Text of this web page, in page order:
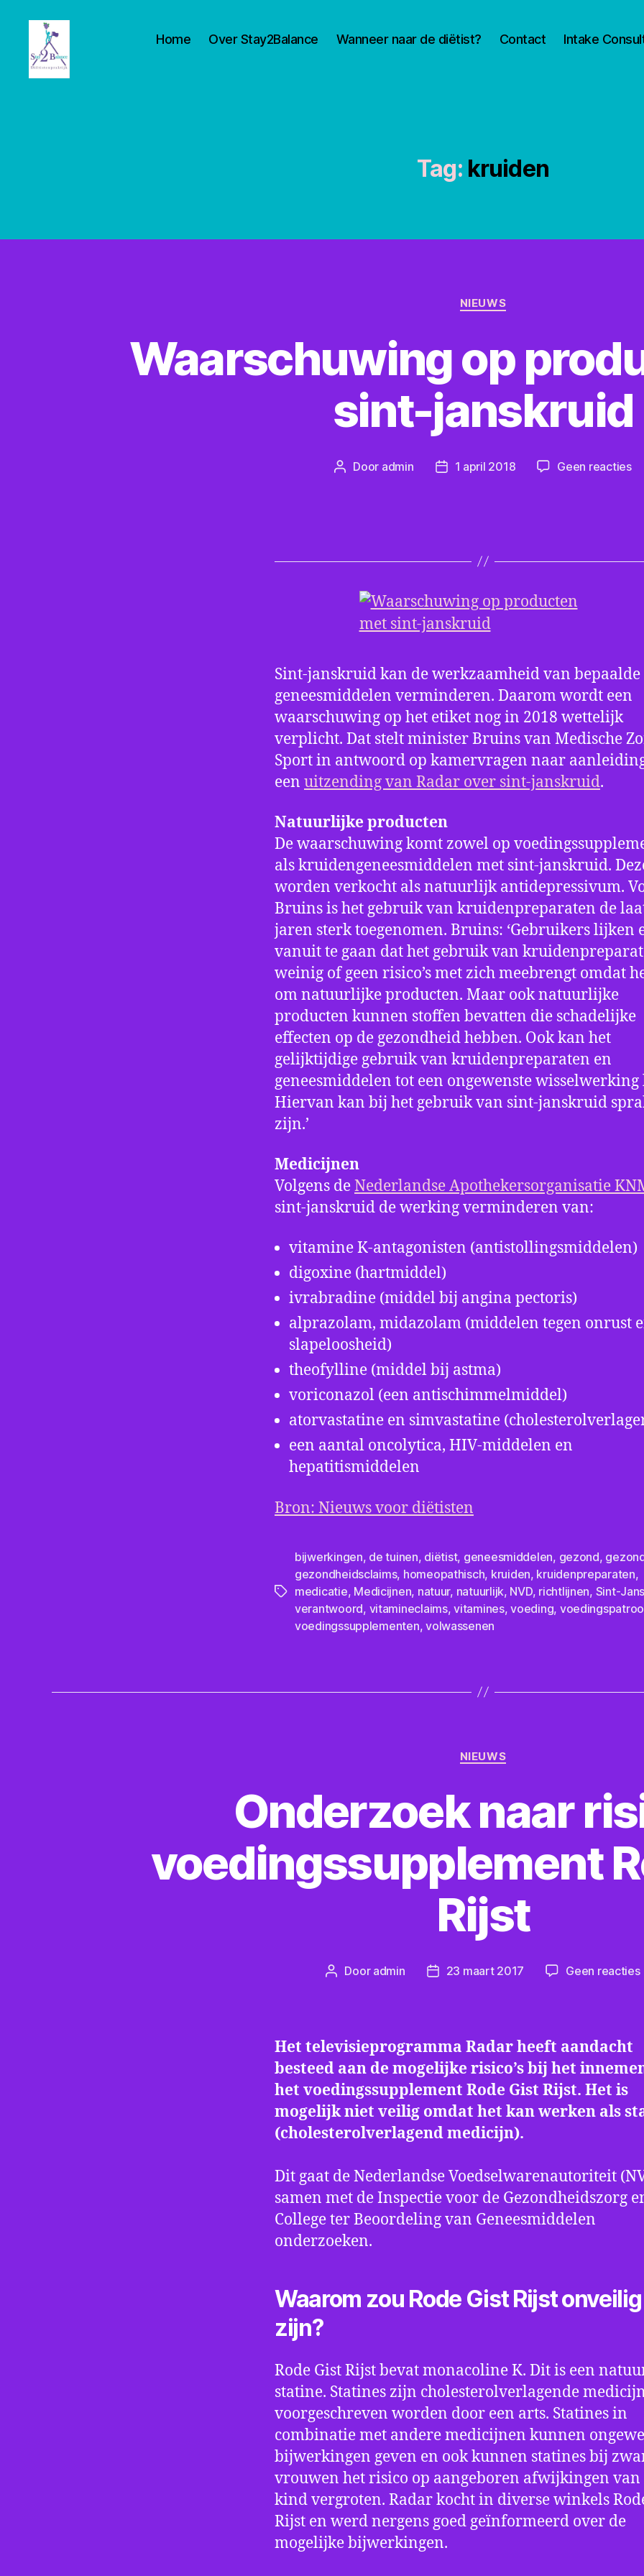
Home Over Stay2Balance Wanneer naar de diëtist? Contact Intake
Tag: kruiden
Categorieën
NIEUWS
Waarschuwing op
sint-janskruid
Berichtauteur
Door admin Berichtdatum
1 april 2018 Geen reactiesop
Sint-janskruid kan de werkzaamheid van bepaalde
geneesmiddelen verminderen. Daarom wordt een
waarschuwing op het etiket nog in 2018 wettelijk
verplicht. Dat stelt minister Bruins van Medische
Sport in antwoord op kamervragen naar
een uitzending van Radar over sint-janskruid.
Natuurlijke producten
De waarschuwing komt zowel op
als kruidengeneesmiddelen met sint-janskruid.
worden verkocht als natuurlijk antidepressivum.
Bruins is het gebruik van kruidenpreparaten de
jaren sterk toegenomen. Bruins: ‘Gebruikers lijken
vanuit te gaan dat het gebruik van
weinig of geen risico’s met zich meebrengt omdat
om natuurlijke producten. Maar ook natuurlijke
producten kunnen stoffen bevatten die schadelijke
effecten op de gezondheid hebben. Ook kan het
gelijktijdige gebruik van kruidenpreparaten en
geneesmiddelen tot een ongewenste wisselwerking
Hiervan kan bij het gebruik van sint-janskruid
zijn.’
Medicijnen
Volgens deNederlandse Apothekersorganisatie
sint-janskruid de werking verminderen van:
vitamine K-antagonisten (antistollingsmiddelen)
digoxine (hartmiddel)
ivrabradine (middel bij angina pectoris)
alprazolam, midazolam (middelen tegen onrust
slapeloosheid)
theofylline (middel bij astma)
voriconazol (een antischimmelmiddel)
atorvastatine en simvastatine
een aantal oncolytica, HIV-middelen en
hepatitismiddelen
Bron: Nieuws voor diëtisten
Tags
bijwerkingen, de tuinen, diëtist, geneesmiddelen, gezond,
gezondheidsclaims, homeopathisch, kruiden, kruidenpreparaten,
medicatie, Medicijnen, natuur, natuurlijk, NVD, richtlijnen, Sint-
verantwoord, vitamineclaims,vitamines,voeding,
voedingssupplementen,volwassenen
Categorieën
NIEUWS
Onderzoek naar
voedingssupplement
Rijst
Berichtauteur
Door admin Berichtdatum
23 maart 2017 Geen reacties
Het televisieprogramma Radar heeft aandacht
besteed aan de mogelijke risico’s bij het
het voedingssupplement Rode Gist Rijst. Het is
mogelijk niet veilig omdat het kan werken als
(cholesterolverlagend medicijn).
Dit gaat de Nederlandse Voedselwarenautoriteit
samen met de Inspectie voor de Gezondheidszorg
College ter Beoordeling van Geneesmiddelen
onderzoeken.
Waarom zou Rode Gist Rijst onveilig
zijn?
Rode Gist Rijst bevat monacoline K. Dit is een
statine. Statines zijn cholesterolverlagende
voorgeschreven worden door een arts. Statines in
combinatie met andere medicijnen kunnen
bijwerkingen geven en ook kunnen statines bij
vrouwen het risico op aangeboren afwijkingen van
kind vergroten. Radar kocht in diverse winkels
Rijst en werd nergens goed geïnformeerd over de
mogelijke bijwerkingen.